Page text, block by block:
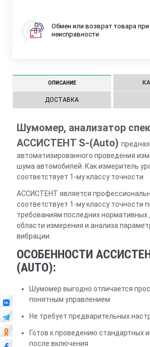
Обмен или возврат товара
неисправности
ОПИСАНИЕ
ДОСТАВКА
Шумомер, анализатор
АССИСТЕНТ S-(Auto)
автоматизированного проведения
шума автомобилей. Как измеритель
соответствует 1-му классу точности.
АССИСТЕНТ является
соответствует 1-му классу точности
требованиям последних нормативных
области измерения и анализа
вибрации.
ОСОБЕННОСТИ
(AUTO):
Шумомер выгодно отличается
понятным управлением
Не требует предварительных
Готов к проведению стандартных
после включения